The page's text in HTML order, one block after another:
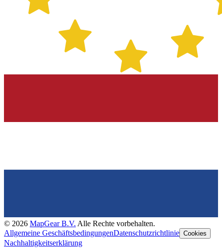
© 2026 MapGear B.V. Alle Rechte vorbehalten.
Allgemeine GeschäftsbedingungenDatenschutzrichtlinie Cookies
Nachhaltigkeitserklärung